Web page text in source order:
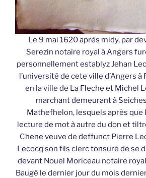
Le 9 mai 1620 après midy, par
Serezin notaire royal à Angers
personnellement establyz Jehan
l’université de cete ville d’Angers à
en la ville de La Fleche et Michel
marchant demeurant à
Mathefhelon, lesquels après que
lecture de mot à autre du don et
Chene veuve de deffunct Pierre
Lecocq son fils clerc tonsuré de se
devant Nouel Moriceau notaire
Baugé le dernier jour du mois